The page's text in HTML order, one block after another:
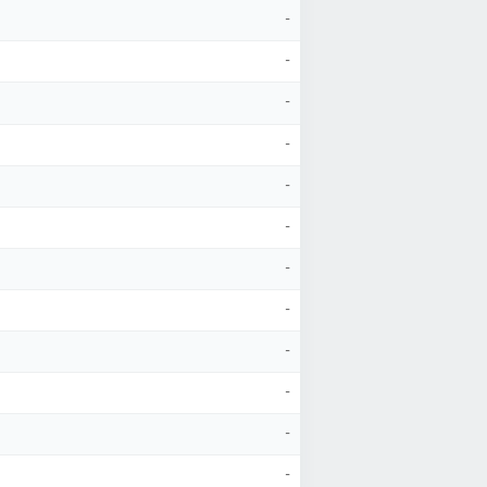
-
-
-
-
-
-
-
-
-
-
-
-